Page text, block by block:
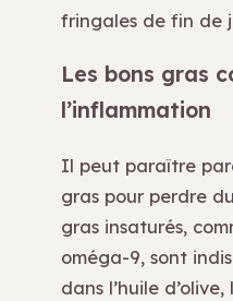
fringales de fin de
Les bons gras
l’inflammation
Il peut paraître
gras pour perdre
gras insaturés,
oméga-9, sont
dans l’huile